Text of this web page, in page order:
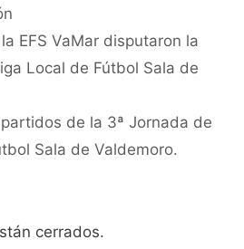
EFS VaMar disputaron la
Local de Fútbol Sala de
de la 3ª Jornada de
Sala de Valdemoro.
cerrados.